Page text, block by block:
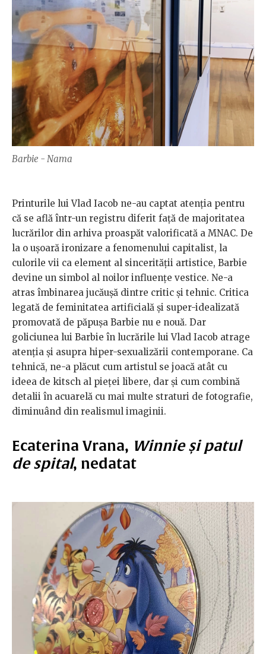
Barbie - Nama
Printurile lui Vlad Iacob ne-au captat atenția pentru
că se află într-un registru diferit față de majoritatea
lucrărilor din arhiva proaspăt valorificată a MNAC. De
la o ușoară ironizare a fenomenului capitalist, la
culorile vii ca element al sincerității artistice, Barbie
devine un simbol al noilor influențe vestice. Ne-a
atras îmbinarea jucăușă dintre critic și tehnic. Critica
legată de feminitatea artificială și super-idealizată
promovată de păpușa Barbie nu e nouă. Dar
goliciunea lui Barbie în lucrările lui Vlad Iacob atrage
atenția și asupra hiper-sexualizării contemporane. Ca
tehnică, ne-a plăcut cum artistul se joacă atât cu
ideea de kitsch al pieței libere, dar și cum combină
detalii în acuarelă cu mai multe straturi de fotografie,
diminuând din realismul imaginii.
Ecaterina Vrana, Winnie și patul
de spital, nedatat